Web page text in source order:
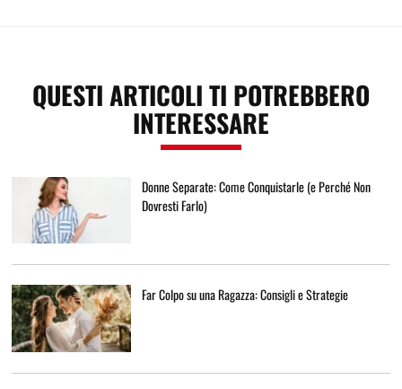
QUESTI ARTICOLI TI POTREBBERO
INTERESSARE
Donne Separate: Come Conquistarle (e Perché Non
Dovresti Farlo)
Far Colpo su una Ragazza: Consigli e Strategie